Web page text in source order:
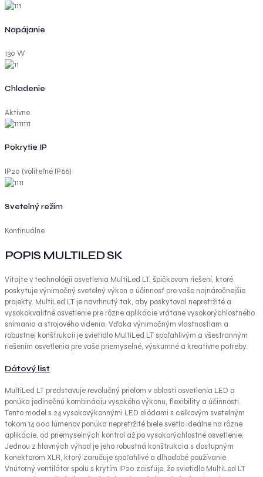
Napájanie
130 W
Chladenie
Aktívne
Pokrytie IP
IP20 (voliteľné IP66)
Svetelný režim
Kontinuálne
POPIS MULTILED SK
Vitajte v technológii osvetlenia MultiLed LT, špičkovom riešení, ktoré
poskytuje výnimočný svetelný výkon a účinnosť pre vaše najnáročnejšie
projekty. MultiLed LT je navrhnutý tak, aby poskytoval nepretržité a
vysokokvalitné osvetlenie pre rôzne aplikácie vrátane vysokorýchlostného
snímania a strojového videnia. Vďaka výnimočným vlastnostiam a
robustnej konštrukcii je svietidlo MultiLed LT spoľahlivým a všestranným
riešením osvetlenia pre vaše priemyselné, výskumné a kreatívne potreby.
Dátový list
MultiLed LT predstavuje revolučný prielom v oblasti osvetlenia LED a
ponúka jedinečnú kombináciu vysokého výkonu, flexibility a účinnosti.
Tento model s 24 vysokovýkonnými LED diódami s celkovým svetelným
tokom 14 000 lúmenov ponúka nepretržité biele svetlo ideálne na rôzne
aplikácie, od priemyselných kontrol až po vysokorýchlostné osvetlenie.
Jednou z hlavných výhod je jeho robustná konštrukcia s dostupným
konektorom XLR, ktorý zaručuje spoľahlivé a dlhodobé používanie.
Vnútorný ventilátor spolu s krytím IP20 zaisťuje, že svietidlo MultiLed LT